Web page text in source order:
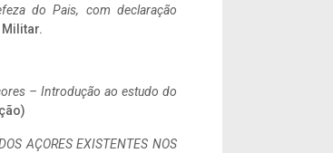
do Pais, com declaração
– Introdução ao estudo do
AÇORES EXISTENTES NOS